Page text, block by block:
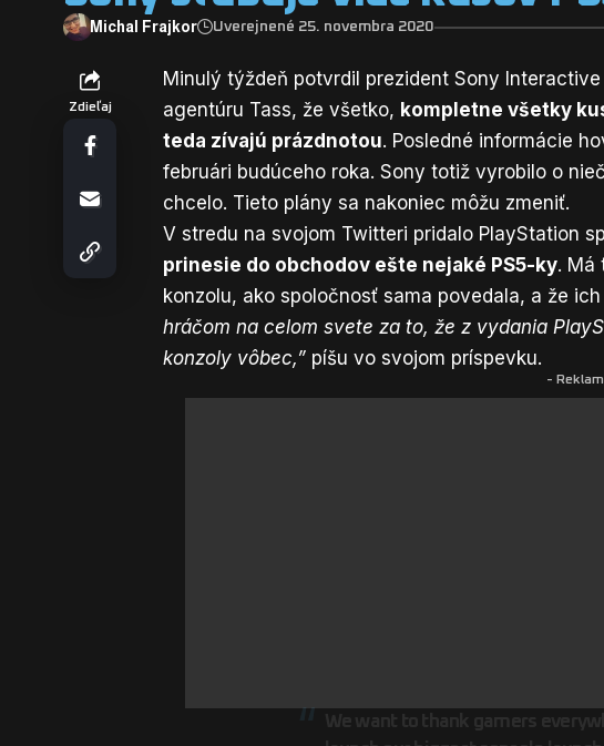
Michal Frajkor Uverejnené 25. novembra 2020
Zdieľaj
Minulý týždeň potvrdil prezident Sony
agentúru Tass, že všetko, kompletne všetky
teda zívajú prázdnotou. Posledné informácie
februári budúceho roka. Sony totiž vyrobilo o
chcelo. Tieto plány sa nakoniec môžu zmeniť.
V stredu na svojom Twitteri pridalo PlayStation
prinesie do obchodov ešte nejaké PS5-ky. Má
konzolu, ako spoločnosť sama povedala, a že
hráčom na celom svete za to, že z vydania
konzoly vôbec,” píšu vo svojom príspevku.
-